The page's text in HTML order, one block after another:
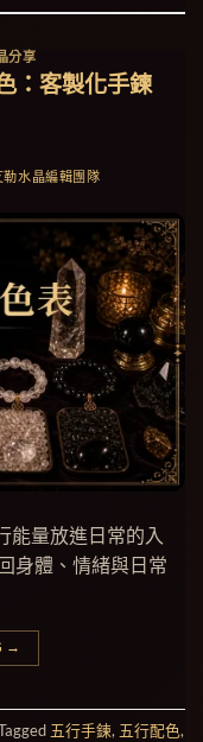
分享
：客製化手鍊
勒水晶編輯團隊
能量放進日常的入
身體、情緒與日常
→
五行手鍊, 五行配色,